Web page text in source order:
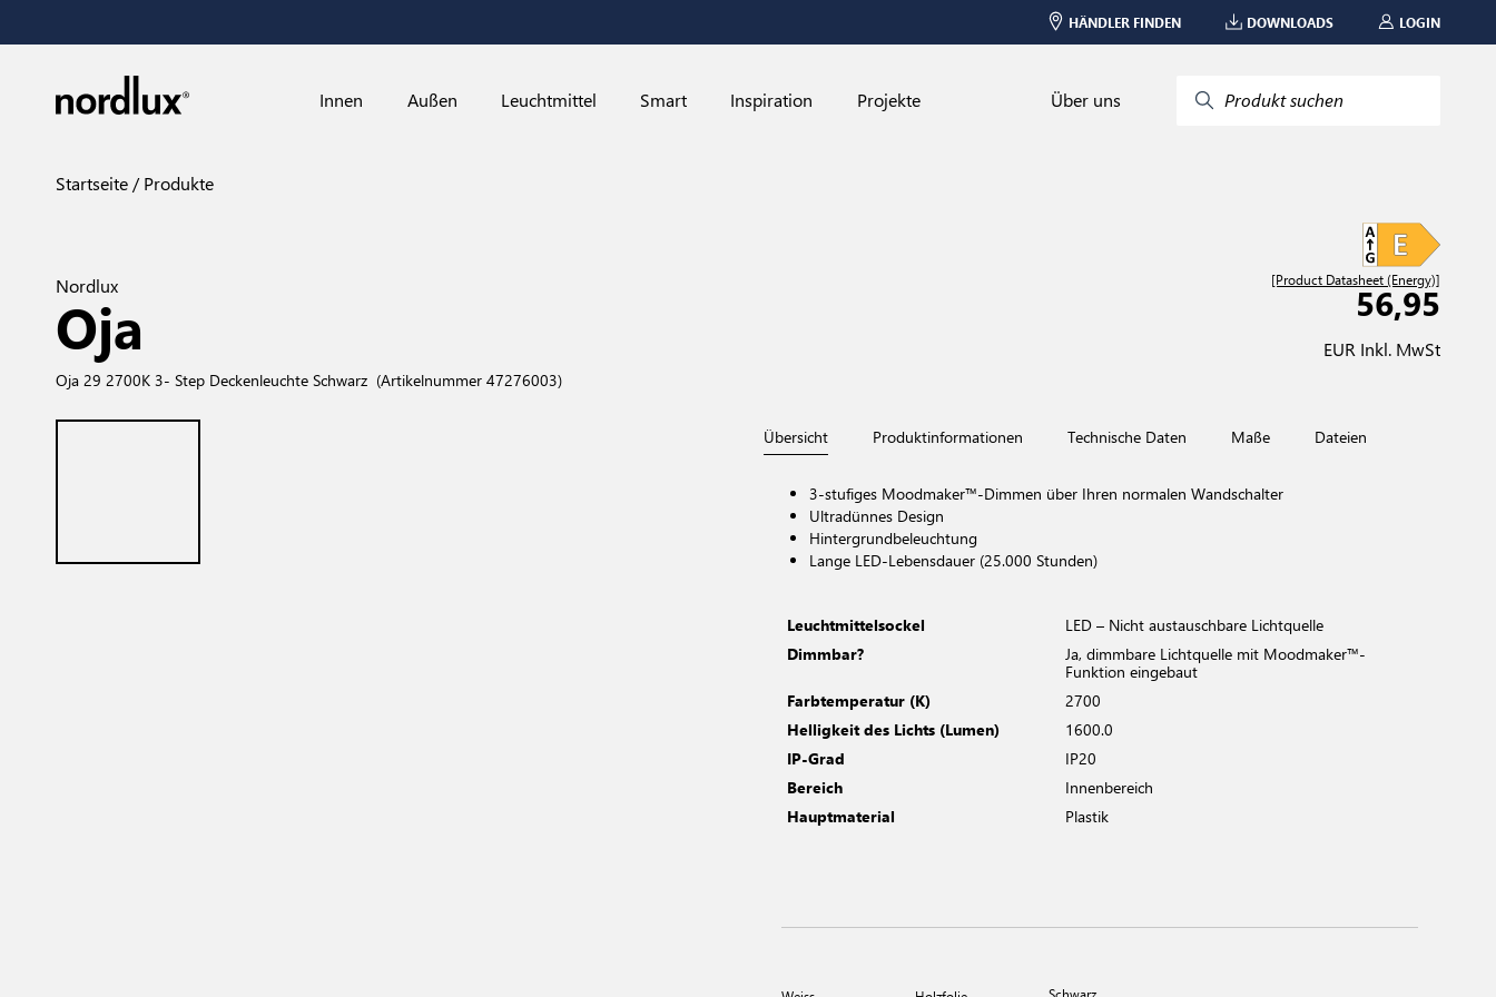
HÄNDLER FINDEN DOWNLOADS LOGIN
Innen Außen Leuchtmittel Smart Inspiration Projekte Über uns Produkt suchen
Startseite Produkte
Nordlux
Oja
Oja 29 2700K 3- Step Deckenleuchte Schwarz (Artikelnummer 47276003)
[Product Datasheet (Energy)]
56,95
EUR Inkl. MwSt
Übersicht Produktinformationen Technische Daten Maße Dateien
3-stufiges Moodmaker™-Dimmen über Ihren normalen Wandschalter
Ultradünnes Design
Hintergrundbeleuchtung
Lange LED-Lebensdauer (25.000 Stunden)
Leuchtmittelsockel
LED – Nicht austauschbare Lichtquelle
Dimmbar?
Ja, dimmbare Lichtquelle mit Moodmaker™-
Funktion eingebaut
Farbtemperatur (K)
2700
Helligkeit des Lichts (Lumen)
1600.0
IP-Grad
IP20
Bereich
Innenbereich
Hauptmaterial
Plastik